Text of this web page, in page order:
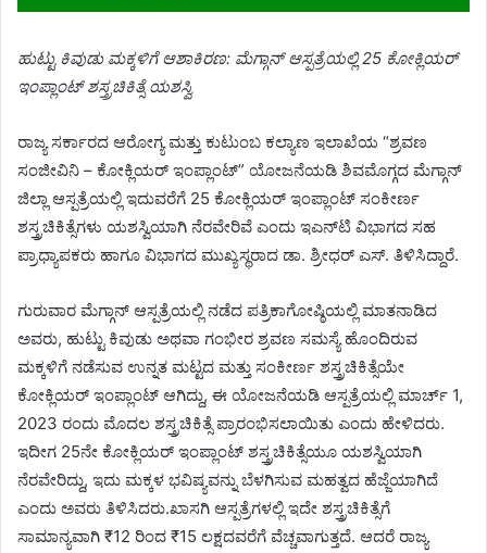
ಹುಟ್ಟು ಕಿವುಡು ಮಕ್ಕಳಿಗೆ ಆಶಾಕಿರಣ: ಮೆಗ್ಗಾನ್ ಆಸ್ಪತ್ರೆಯಲ್ಲಿ 25 ಕೋಕ್ಲಿಯರ್
ಇಂಪ್ಲಾಂಟ್ ಶಸ್ತ್ರಚಿಕಿತ್ಸೆ ಯಶಸ್ವಿ
ರಾಜ್ಯ ಸರ್ಕಾರದ ಆರೋಗ್ಯ ಮತ್ತು ಕುಟುಂಬ ಕಲ್ಯಾಣ ಇಲಾಖೆಯ “ಶ್ರವಣ
ಸಂಜೀವಿನಿ – ಕೋಕ್ಲಿಯರ್ ಇಂಪ್ಲಾಂಟ್” ಯೋಜನೆಯಡಿ ಶಿವಮೊಗ್ಗದ ಮೆಗ್ಗಾನ್
ಜಿಲ್ಲಾ ಆಸ್ಪತ್ರೆಯಲ್ಲಿ ಇದುವರೆಗೆ 25 ಕೋಕ್ಲಿಯರ್ ಇಂಪ್ಲಾಂಟ್ ಸಂಕೀರ್ಣ
ಶಸ್ತ್ರಚಿಕಿತ್ಸೆಗಳು ಯಶಸ್ವಿಯಾಗಿ ನೆರವೇರಿವೆ ಎಂದು ಇಎನ್‌ಟಿ ವಿಭಾಗದ ಸಹ
ಪ್ರಾಧ್ಯಾಪಕರು ಹಾಗೂ ವಿಭಾಗದ ಮುಖ್ಯಸ್ಥರಾದ ಡಾ. ಶ್ರೀಧರ್ ಎಸ್. ತಿಳಿಸಿದ್ದಾರೆ.
ಗುರುವಾರ ಮೆಗ್ಗಾನ್ ಆಸ್ಪತ್ರೆಯಲ್ಲಿ ನಡೆದ ಪತ್ರಿಕಾಗೋಷ್ಠಿಯಲ್ಲಿ ಮಾತನಾಡಿದ
ಅವರು, ಹುಟ್ಟು ಕಿವುಡು ಅಥವಾ ಗಂಭೀರ ಶ್ರವಣ ಸಮಸ್ಯೆ ಹೊಂದಿರುವ
ಮಕ್ಕಳಿಗೆ ನಡೆಸುವ ಉನ್ನತ ಮಟ್ಟದ ಮತ್ತು ಸಂಕೀರ್ಣ ಶಸ್ತ್ರಚಿಕಿತ್ಸೆಯೇ
ಕೋಕ್ಲಿಯರ್ ಇಂಪ್ಲಾಂಟ್ ಆಗಿದ್ದು, ಈ ಯೋಜನೆಯಡಿ ಆಸ್ಪತ್ರೆಯಲ್ಲಿ ಮಾರ್ಚ್ 1,
2023 ರಂದು ಮೊದಲ ಶಸ್ತ್ರಚಿಕಿತ್ಸೆ ಪ್ರಾರಂಭಿಸಲಾಯಿತು ಎಂದು ಹೇಳಿದರು.
ಇದೀಗ 25ನೇ ಕೋಕ್ಲಿಯರ್ ಇಂಪ್ಲಾಂಟ್ ಶಸ್ತ್ರಚಿಕಿತ್ಸೆಯೂ ಯಶಸ್ವಿಯಾಗಿ
ನೆರವೇರಿದ್ದು, ಇದು ಮಕ್ಕಳ ಭವಿಷ್ಯವನ್ನು ಬೆಳಗಿಸುವ ಮಹತ್ವದ ಹೆಜ್ಜೆಯಾಗಿದೆ
ಎಂದು ಅವರು ತಿಳಿಸಿದರು.ಖಾಸಗಿ ಆಸ್ಪತ್ರೆಗಳಲ್ಲಿ ಇದೇ ಶಸ್ತ್ರಚಿಕಿತ್ಸೆಗೆ
ಸಾಮಾನ್ಯವಾಗಿ ₹12 ರಿಂದ ₹15 ಲಕ್ಷದವರೆಗೆ ವೆಚ್ಚವಾಗುತ್ತದೆ. ಆದರೆ ರಾಜ್ಯ